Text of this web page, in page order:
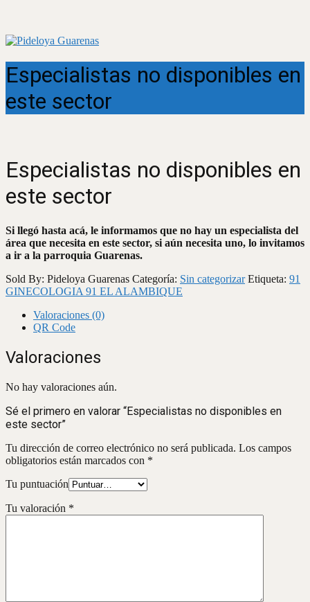
Especialistas no disponibles en
este sector
Especialistas no disponibles en
este sector
Si llegó hasta acá, le informamos que no hay un especialista del
área que necesita en este sector, si aún necesita uno, lo invitamos
a ir a la parroquia Guarenas.
Sold By: Pideloya Guarenas Categoría: Sin categorizar Etiqueta: 91
GINECOLOGIA 91 EL ALAMBIQUE
Valoraciones (0)
QR Code
Valoraciones
No hay valoraciones aún.
Sé el primero en valorar “Especialistas no disponibles en
este sector”
Tu dirección de correo electrónico no será publicada. Los campos
obligatorios están marcados con *
Tu puntuación
Tu valoración *